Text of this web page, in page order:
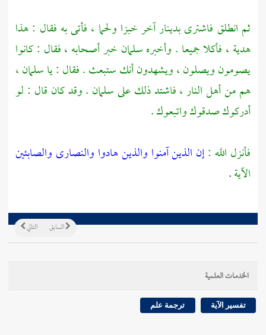
ثم انطلق فاشترى بدينار آخر خبزا ولحما ، فأتى به فقال : هذا
هدية ، فأكلا جميعا . وأخبرهسلمان خبر أصحابه ، فقال : كانوا
يصومون ويصلون ، ويشهدون أنك ستبعث . فقال : ياسلمان،
هم من أهل النار ، فاشتد ذلك علىسلمان . وقد كان قال : لو
أدركوك صدقوك واتبعوك .
فأنزل الله :إن الذين آمنوا والذين هادوا والنصارى والصابئين
الآية.
التالي السابق
الخدمات العلمية
تفسير الآية ترجمة علم